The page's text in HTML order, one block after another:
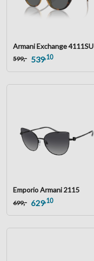
Armani Exchange 4111SU
599,- 539,10
Emporio Armani 2115
699,- 629,10